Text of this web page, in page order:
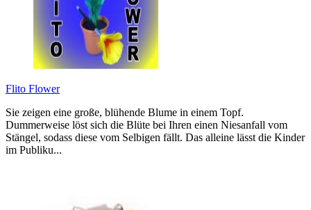
Flito Flower
Sie zeigen eine große, blühende Blume in einem Topf.
Dummerweise löst sich die Blüte bei Ihren einen Niesanfall vom
Stängel, sodass diese vom Selbigen fällt. Das alleine lässt die Kinder
im Publiku...